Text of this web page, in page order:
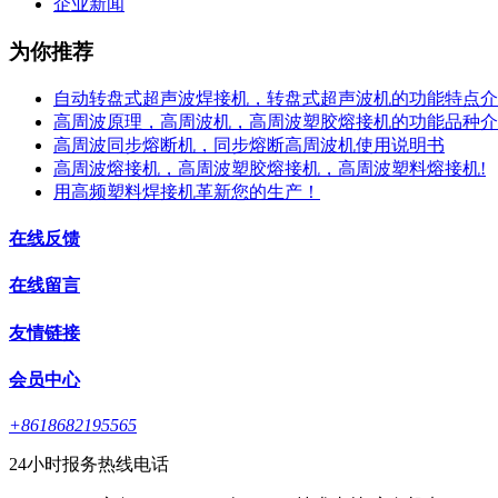
企业新闻
为你推荐
自动转盘式超声波焊接机，转盘式超声波机的功能特点
高周波原理，高周波机，高周波塑胶熔接机的功能品种介
高周波同步熔断机，同步熔断高周波机使用说明书
高周波熔接机，高周波塑胶熔接机，高周波塑料熔接机!
用高频塑料焊接机革新您的生产！
在线反馈
在线留言
友情链接
会员中心
+8618682195565
24小时报务热线电话